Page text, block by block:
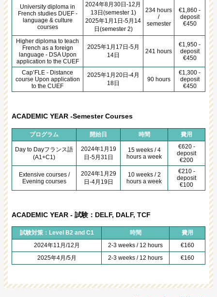
University diploma in
French studies DUEF -
language & culture
courses
2024年8月30日-12月
13日(semester 1)
2025年1月1日-5月14
日(semester 2)
234 hours
/
semester
€1,860 -
deposit
€450
Higher diploma to teach
French as a foreign
language - DSA Upon
application to the CUEF
2025年1月17日-5月
14日
241 hours
€1,950 -
deposit
€450
Cap’FLE - Distance
course Upon application
to the CUEF
2025年1月20日-4月
18日
90 hours
€1,300 -
deposit
€450
ACADEMIC YEAR -Semester Courses
プログラム 開始日 時間 費用
Day to Dayフランス語
(A1+C1)
2024年1月19
日-5月31日
15 weeks / 4
hours a week
€620 -
deposit
€200
Extensive courses /
Evening courses
2024年1月29
日-4月19日
10 weeks / 2
hours a week
€210 -
deposit
€100
ACADEMIC YEAR - 試験：DELF, DALF, TCF
試験対策：Level B2 and C1 時間
費用
2024年11月/12月
2-3 weeks / 12 hours
€160
2025年4月/5月
2-3 weeks / 12 hours €160